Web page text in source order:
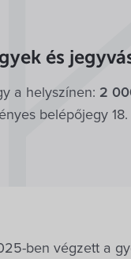
ben végzett a
és
a helyszínen: 2
belépőjegy